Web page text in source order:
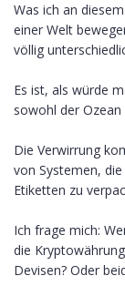
Was ich an
einer Welt
völlig
Es ist, als würde
sowohl der
Die Verwirrung
von Systemen,
Etiketten zu
Ich frage mich:
die
Devisen? Oder